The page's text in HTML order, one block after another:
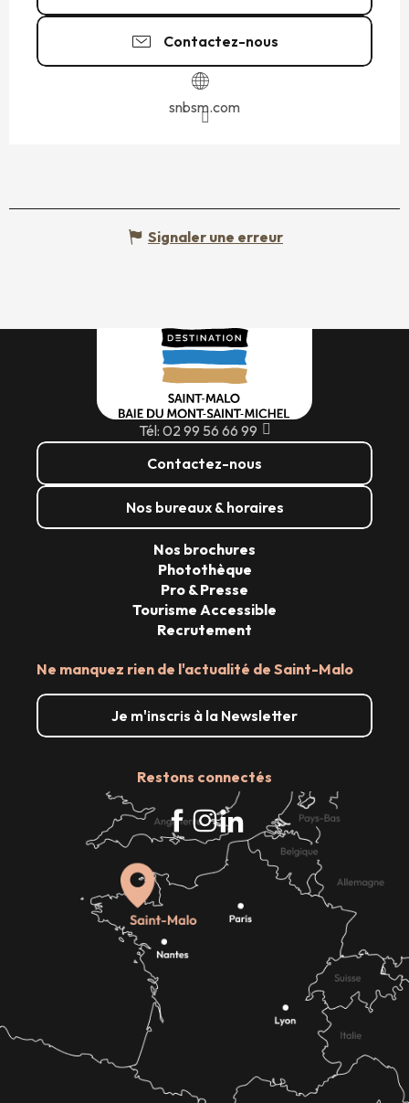
Contactez-nous
snbsm.com
Signaler une erreur
Tél: 02 99 56 66 99
Contactez-nous
Nos bureaux & horaires
Ne manquez rien de l'actualité de Saint-Malo
Je m'inscris à la Newsletter
Restons connectés
Nos brochures
Photothèque
Pro & Presse
Tourisme Accessible
Recrutement